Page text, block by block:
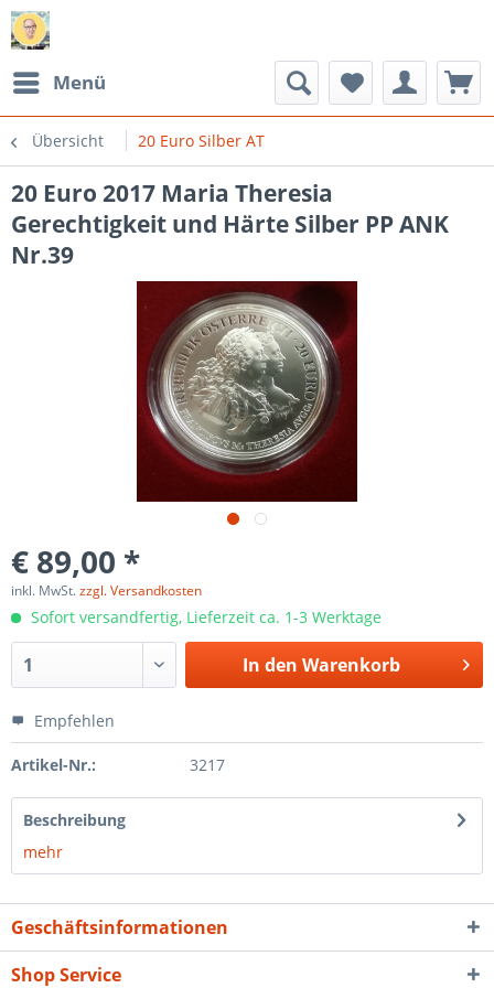
Menü
Übersicht 20 Euro Silber AT
20 Euro 2017 Maria Theresia
Gerechtigkeit und Härte Silber PP ANK
Nr.39
€ 89,00 *
inkl. MwSt.zzgl. Versandkosten
Sofort versandfertig, Lieferzeit ca. 1-3 Werktage
In den Warenkorb
Empfehlen
Artikel-Nr.: 3217
Beschreibung
mehr
Geschäftsinformationen
Shop Service